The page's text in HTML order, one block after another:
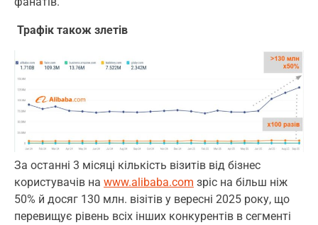
Трафік також злетів
За останні 3 місяці кількість візитів від бізнес
користувачів на www.alibaba.com зріс на більш ніж
50% й досяг 130 млн. візітів у вересні 2025 року, що
перевищує рівень всіх інших конкурентів в сегменті